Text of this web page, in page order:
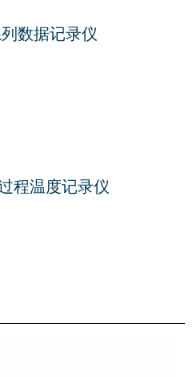
数据记录仪
程温度记录仪